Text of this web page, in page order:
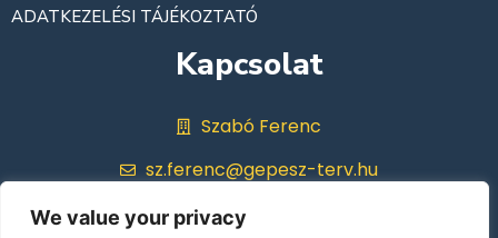
We value your privacy
ADATKEZELÉSI TÁJÉKOZTATÓ
Kapcsolat
Szabó Ferenc
sz.ferenc@gepesz-terv.hu
+36 30 298 0751